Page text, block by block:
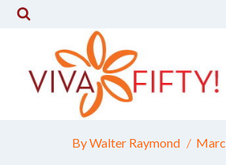
Skip
content
ByWalter Raymond